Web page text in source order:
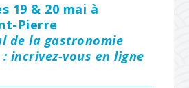
19 & 20 mai à
Pierre
de la gastronomie
incrivez-vous en ligne